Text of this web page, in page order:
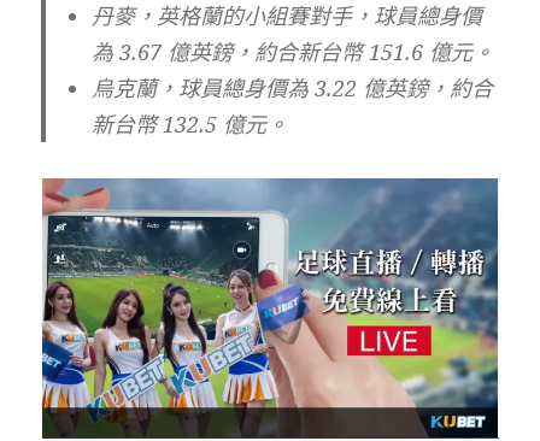
丹麥，英格蘭的小組賽對手，球員總身價
為 3.67 億英鎊，約合新台幣 151.6 億元。
烏克蘭，球員總身價為 3.22 億英鎊，約合
新台幣 132.5 億元。